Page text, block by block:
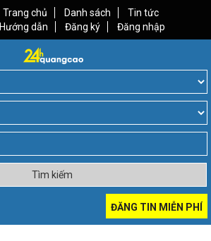
Trang chủ Danh sách
Tin tức
Hướng dẫn Đăng ký Đăng nhập
Tìm kiếm
ĐĂNG TIN MIỄN PHÍ